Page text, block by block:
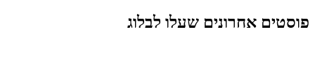
פוסטים אחרונים שעלו לבלוג